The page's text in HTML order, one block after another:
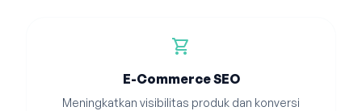
shopping_cart
E-Commerce SEO
Meningkatkan visibilitas produk dan konversi